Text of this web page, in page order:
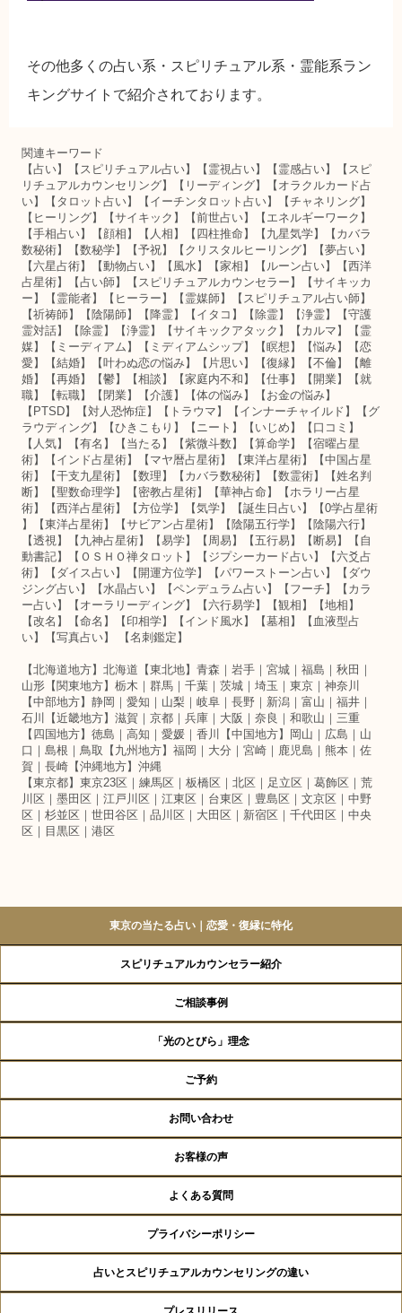
その他多くの占い系・スピリチュアル系・霊能系ラン
キングサイトで紹介されております。
関連キーワード
【占い】【スピリチュアル占い】【霊視占い】【霊感占い】【スピ
リチュアルカウンセリング】【リーディング】【オラクルカード占
い】【タロット占い】【イーチンタロット占い】【チャネリング】
【ヒーリング】【サイキック】【前世占い】【エネルギーワーク】
【手相占い】【顔相】【人相】【四柱推命】【九星気学】【カバラ
数秘術】【数秘学】【予祝】【クリスタルヒーリング】【夢占い】
【六星占術】【動物占い】【風水】【家相】【ルーン占い】【西洋
占星術】【占い師】【スピリチュアルカウンセラー】【サイキッカ
ー】【霊能者】【ヒーラー】【霊媒師】【スピリチュアル占い師】
【祈祷師】【陰陽師】【降霊】【イタコ】【除霊】【浄霊】【守護
霊対話】【除霊】【浄霊】【サイキックアタック】【カルマ】【霊
媒】【ミーディアム】【ミディアムシップ】【瞑想】【悩み】【恋
愛】【結婚】【叶わぬ恋の悩み】【片思い】【復縁】【不倫】【離
婚】【再婚】【鬱】【相談】【家庭内不和】【仕事】【開業】【就
職】【転職】【閉業】【介護】【体の悩み】【お金の悩み】
【PTSD】【対人恐怖症】【トラウマ】【インナーチャイルド】【グ
ラウディング】【ひきこもり】【ニート】【いじめ】【口コミ】
【人気】【有名】【当たる】【紫微斗数】【算命学】【宿曜占星
術】【インド占星術】【マヤ暦占星術】【東洋占星術】【中国占星
術】【干支九星術】【数理】【カバラ数秘術】【数霊術】【姓名判
断】【聖数命理学】【密教占星術】【華神占命】【ホラリー占星
術】【西洋占星術】【方位学】【気学】【誕生日占い】【0学占星術
】【東洋占星術】【サビアン占星術】【陰陽五行学】【陰陽六行】
【透視】【九神占星術】【易学】【周易】【五行易】【断易】【自
動書記】【ＯＳＨＯ禅タロット】【ジプシーカード占い】【六爻占
術】【ダイス占い】【開運方位学】【パワーストーン占い】【ダウ
ジング占い】【水晶占い】【ペンデュラム占い】【フーチ】【カラ
ー占い】【オーラリーディング】【六行易学】【観相】【地相】
【改名】【命名】【印相学】【インド風水】【墓相】【血液型占
い】【写真占い】 【名刺鑑定】
【北海道地方】北海道【東北地】青森｜岩手｜宮城｜福島｜秋田｜
山形【関東地方】栃木｜群馬｜千葉｜茨城｜埼玉｜東京｜神奈川
【中部地方】静岡｜愛知｜山梨｜岐阜｜長野｜新潟｜富山｜福井｜
石川【近畿地方】滋賀｜京都｜兵庫｜大阪｜奈良｜和歌山｜三重
【四国地方】徳島｜高知｜愛媛｜香川【中国地方】岡山｜広島｜山
口｜島根｜鳥取【九州地方】福岡｜大分｜宮崎｜鹿児島｜熊本｜佐
賀｜長崎【沖縄地方】沖縄
【東京都】東京23区｜練馬区｜板橋区｜北区｜足立区｜葛飾区｜荒
川区｜墨田区｜江戸川区｜江東区｜台東区｜豊島区｜文京区｜中野
区｜杉並区｜世田谷区｜品川区｜大田区｜新宿区｜千代田区｜中央
区｜目黒区｜港区
東京の当たる占い｜恋愛・復縁に特化
スピリチュアルカウンセラー紹介
ご相談事例
「光のとびら」理念
ご予約
お問い合わせ
お客様の声
よくある質問
プライバシーポリシー
占いとスピリチュアルカウンセリングの違い